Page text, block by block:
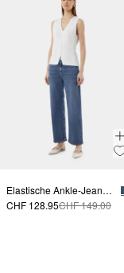
Elastische Ankle-Jeans mit Straight Leg
CHF 128.95CHF 149.00